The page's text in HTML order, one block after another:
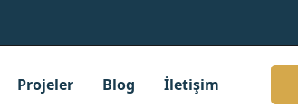
Projeler Blog İletişim